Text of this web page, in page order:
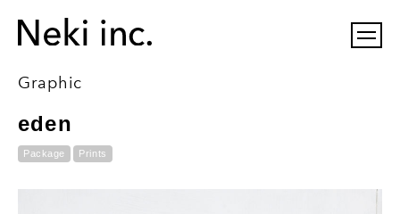
Graphic
eden
Package Prints